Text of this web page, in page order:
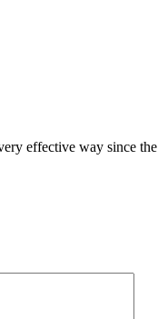
effective way since